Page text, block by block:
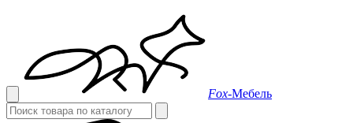
Fox-Мебель